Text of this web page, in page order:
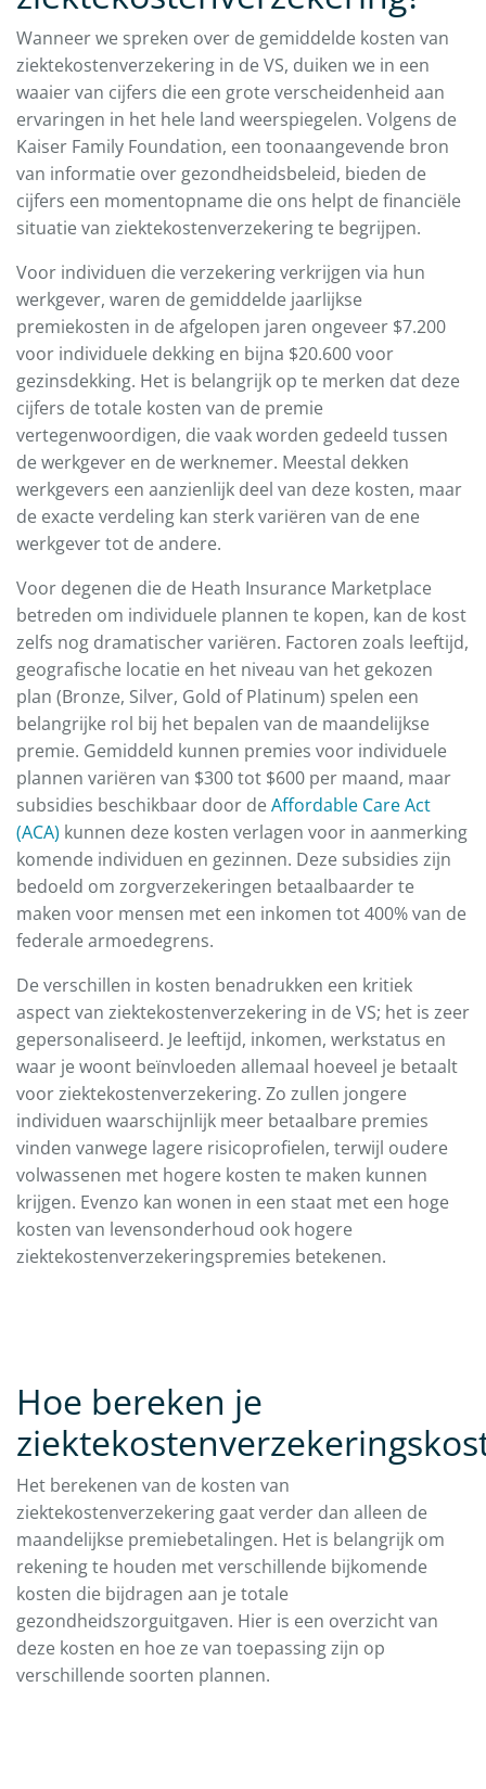
Wanneer we spreken over de gemiddelde kosten van
ziektekostenverzekering in de VS, duiken we in een
waaier van cijfers die een grote verscheidenheid aan
ervaringen in het hele land weerspiegelen. Volgens de
Kaiser Family Foundation, een toonaangevende bron
van informatie over gezondheidsbeleid, bieden de
cijfers een momentopname die ons helpt de financiële
situatie van ziektekostenverzekering te begrijpen.
Voor individuen die verzekering verkrijgen via hun
werkgever, waren de gemiddelde jaarlijkse
premiekosten in de afgelopen jaren ongeveer $7.200
voor individuele dekking en bijna $20.600 voor
gezinsdekking. Het is belangrijk op te merken dat deze
cijfers de totale kosten van de premie
vertegenwoordigen, die vaak worden gedeeld tussen
de werkgever en de werknemer. Meestal dekken
werkgevers een aanzienlijk deel van deze kosten, maar
de exacte verdeling kan sterk variëren van de ene
werkgever tot de andere.
Voor degenen die de Heath Insurance Marketplace
betreden om individuele plannen te kopen, kan de kost
zelfs nog dramatischer variëren. Factoren zoals leeftijd,
geografische locatie en het niveau van het gekozen
plan (Bronze, Silver, Gold of Platinum) spelen een
belangrijke rol bij het bepalen van de maandelijkse
premie. Gemiddeld kunnen premies voor individuele
plannen variëren van $300 tot $600 per maand, maar
subsidies beschikbaar door deAffordable Care Act
(ACA) kunnen deze kosten verlagen voor in aanmerking
komende individuen en gezinnen. Deze subsidies zijn
bedoeld om zorgverzekeringen betaalbaarder te
maken voor mensen met een inkomen tot 400% van de
federale armoedegrens.
De verschillen in kosten benadrukken een kritiek
aspect van ziektekostenverzekering in de VS; het is zeer
gepersonaliseerd. Je leeftijd, inkomen, werkstatus en
waar je woont beïnvloeden allemaal hoeveel je betaalt
voor ziektekostenverzekering. Zo zullen jongere
individuen waarschijnlijk meer betaalbare premies
vinden vanwege lagere risicoprofielen, terwijl oudere
volwassenen met hogere kosten te maken kunnen
krijgen. Evenzo kan wonen in een staat met een hoge
kosten van levensonderhoud ook hogere
ziektekostenverzekeringspremies betekenen.
Hoe bereken je
Het berekenen van de kosten van
ziektekostenverzekering gaat verder dan alleen de
maandelijkse premiebetalingen. Het is belangrijk om
rekening te houden met verschillende bijkomende
kosten die bijdragen aan je totale
gezondheidszorguitgaven. Hier is een overzicht van
deze kosten en hoe ze van toepassing zijn op
verschillende soorten plannen.